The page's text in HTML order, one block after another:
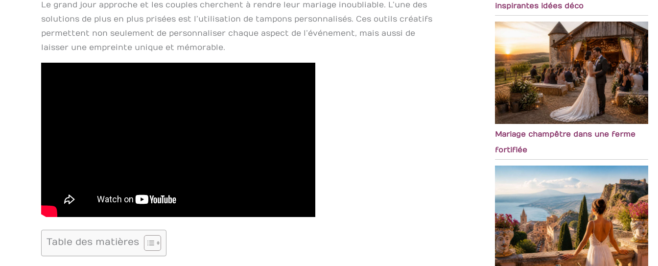
Le grand jour approche et les couples cherchent à rendre leur mariage inoubliable. L’une des
solutions de plus en plus prisées est l’utilisation de tampons personnalisés. Ces outils créatifs
permettent non seulement de personnaliser chaque aspect de l’événement, mais aussi de
laisser une empreinte unique et mémorable.
Table des matières
inspirantes idées déco
Mariage champêtre dans une ferme
fortifiée